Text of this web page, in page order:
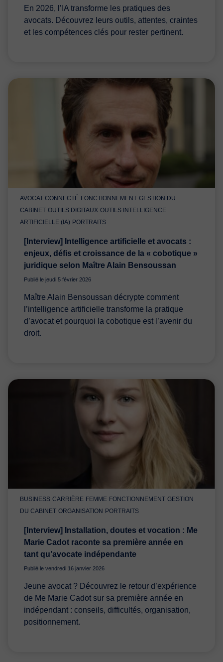
En 2026, l’IA transforme les pratiques des
avocats. Découvrez leurs outils, attentes, craintes
et les compétences clés pour rester pertinent.
AVOCAT CONNECTÉ FONCTIONNEMENT GESTION DU
CABINET OUTILS DIGITAUX OUTILS INTELLIGENCE
ARTIFICIELLE (IA) PORTRAITS
[Interview] Intelligence artificielle et avocats :
enjeux, défis et croissance de la « cobotique »
juridique selon Maître Alain Bensoussan
Publié le jeudi 5 février 2026
Maître Alain Bensoussan décrypte comment
l’intelligence artificielle transforme la pratique
d’avocat et pourquoi la cobotique est l’avenir du
droit.
BUSINESS CARRIÈRE FEMME FONCTIONNEMENT GESTION
DU CABINET ORGANISATION PORTRAITS
[Interview] Installation, doutes et vocation : Me
Marie Cadot raconte sa première année en
tant qu’avocate indépendante
Publié le vendredi 16 janvier 2026
Jeune avocat ? Découvrez le retour d’expérience
de Me Marie Cadot sur sa première année en
indépendant : conseils, difficultés, organisation,
positionnement.